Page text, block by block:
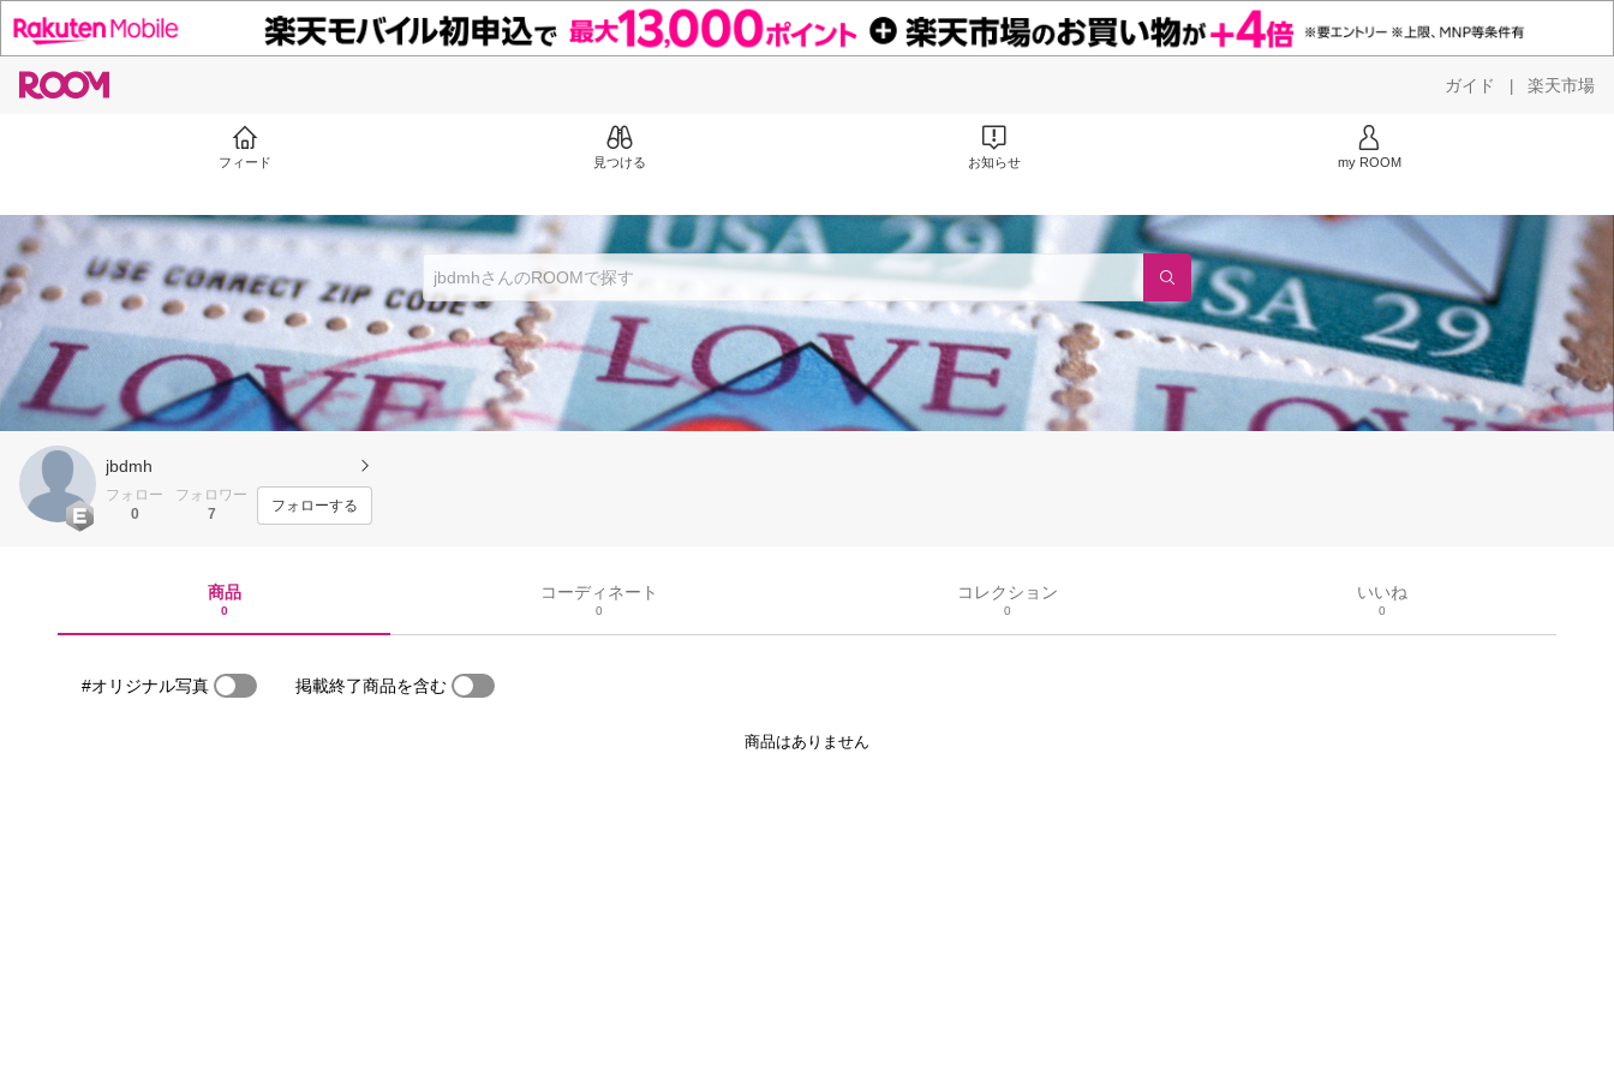
ガイド | 楽天市場
フィード 見つける お知らせ my ROOM
jbdmh
フォロー
0
フォロワー
7
フォローする
商品
0
コーディネート
0
コレクション
0
いいね
0
#オリジナル写真 掲載終了商品を含む
商品はありません